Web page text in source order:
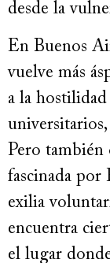
desde la
En Buenos
vuelve más
a la hostilidad
Pero también
fascinada
exilia
encuentra
el lugar